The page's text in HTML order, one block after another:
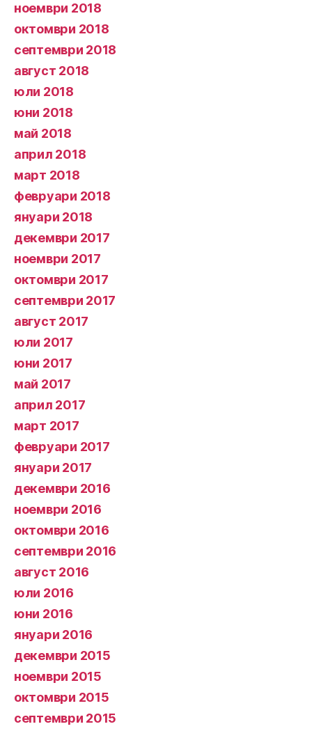
ноември 2018
октомври 2018
септември 2018
август 2018
юли 2018
юни 2018
май 2018
април 2018
март 2018
февруари 2018
януари 2018
декември 2017
ноември 2017
октомври 2017
септември 2017
август 2017
юли 2017
юни 2017
май 2017
април 2017
март 2017
февруари 2017
януари 2017
декември 2016
ноември 2016
октомври 2016
септември 2016
август 2016
юли 2016
юни 2016
януари 2016
декември 2015
ноември 2015
октомври 2015
септември 2015